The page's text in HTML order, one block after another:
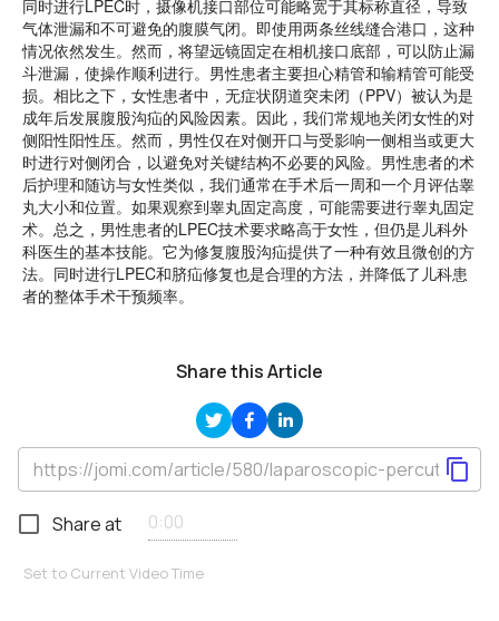
同时进行LPEC时，摄像机接口部位可能略宽于其标称直径，导致
气体泄漏和不可避免的腹膜气闭。即使用两条丝线缝合港口，这种
情况依然发生。然而，将望远镜固定在相机接口底部，可以防止漏
斗泄漏，使操作顺利进行。男性患者主要担心精管和输精管可能受
损。相比之下，女性患者中，无症状阴道突未闭（PPV）被认为是
成年后发展腹股沟疝的风险因素。因此，我们常规地关闭女性的对
侧阳性阳性压。然而，男性仅在对侧开口与受影响一侧相当或更大
时进行对侧闭合，以避免对关键结构不必要的风险。男性患者的术
后护理和随访与女性类似，我们通常在手术后一周和一个月评估睾
丸大小和位置。如果观察到睾丸固定高度，可能需要进行睾丸固定
术。总之，男性患者的LPEC技术要求略高于女性，但仍是儿科外
科医生的基本技能。它为修复腹股沟疝提供了一种有效且微创的方
法。同时进行LPEC和脐疝修复也是合理的方法，并降低了儿科患
者的整体手术干预频率。
Share this Article
Share at
Set to Current Video Time